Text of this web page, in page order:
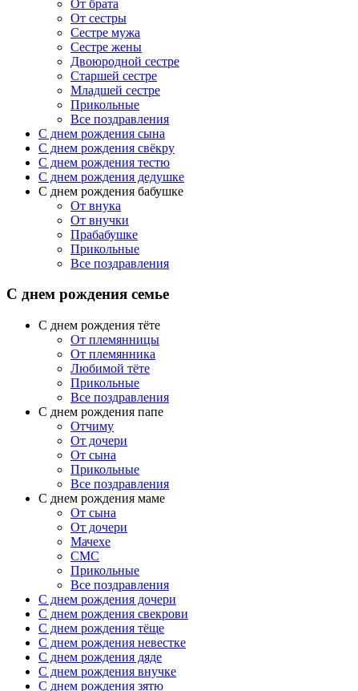
От брата
От сестры
Сестре мужа
Сестре жены
Двоюродной сестре
Старшей сестре
Младшей сестре
Прикольные
Все поздравления
C днем рождения сына
C днем рождения свёкру
C днем рождения тестю
С днем рождения дедушке
С днем рождения бабушке
От внука
От внучки
Прабабушке
Прикольные
Все поздравления
С днем рождения семье
С днем рождения тёте
От племянницы
От племянника
Любимой тёте
Прикольные
Все поздравления
C днем рождения папе
Отчиму
От дочери
От сына
Прикольные
Все поздравления
С днем рождения маме
От сына
От дочери
Мачехе
СМС
Прикольные
Все поздравления
C днем рождения дочери
C днем рождения свекрови
C днем рождения тёще
C днем рождения невестке
C днем рождения дяде
C днем рождения внучке
C днем рождения зятю